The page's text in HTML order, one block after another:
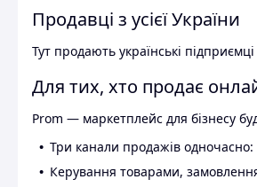
Продавці з усієї України
Тут продають українські
Для тих, хто продає
Prom — маркетплейс для бізнесу
Три канали продажів
Керування товарами,